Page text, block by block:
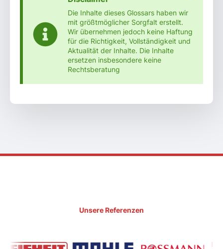
Die Inhalte dieses Glossars haben wir
mit größtmöglicher Sorgfalt erstellt.
Wir übernehmen jedoch keine Haftung
für die Richtigkeit, Vollständigkeit und
Aktualität der Inhalte. Die Inhalte
ersetzen insbesondere keine
Rechtsberatung
Unsere Referenzen